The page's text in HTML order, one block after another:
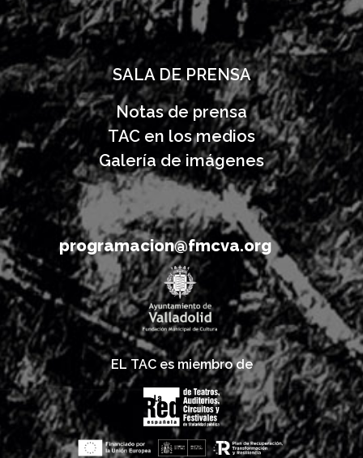
SALA DE PRENSA
Notas de prensa
TAC en los medios
Galería de imágenes
programacion@fmcva.org
EL TAC es miembro de